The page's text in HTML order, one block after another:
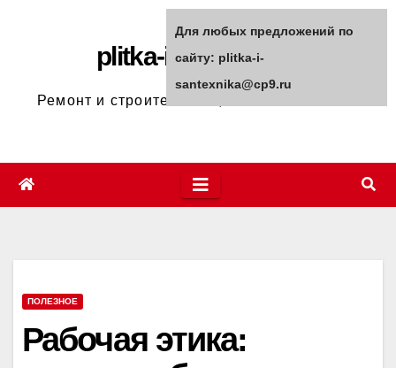
plitka-i-santexnika
Ремонт и строительство, полезные советы
ПОЛЕЗНОЕ
Рабочая этика:
Для любых предложений по
сайту: plitka-i-
santexnika@cp9.ru